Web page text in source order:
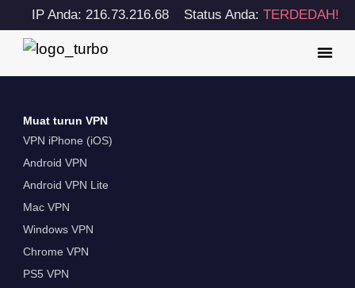
IP Anda: 216.73.216.68 Status Anda: TERDEDAH!
Muat turun VPN
VPN iPhone (iOS)
Android VPN
Android VPN Lite
Mac VPN
Windows VPN
Chrome VPN
PS5 VPN